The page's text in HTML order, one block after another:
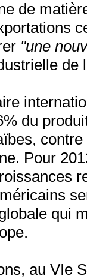
de
"une
de
du
Pour
qui
au VIe